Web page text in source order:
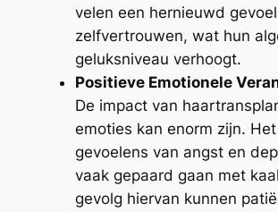
velen een hernieuwd
zelfvertrouwen, wat hun
geluksniveau verhoogt.
Positieve Emotionele
De impact van
emoties kan enorm zijn.
gevoelens van angst en
vaak gepaard gaan met
gevolg hiervan kunnen